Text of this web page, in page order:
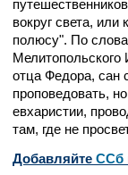
вокруг света,
полюсу". По
отца Федора, сан
проповедовать,
евхаристии,
там, где не
Добавляйте CСб